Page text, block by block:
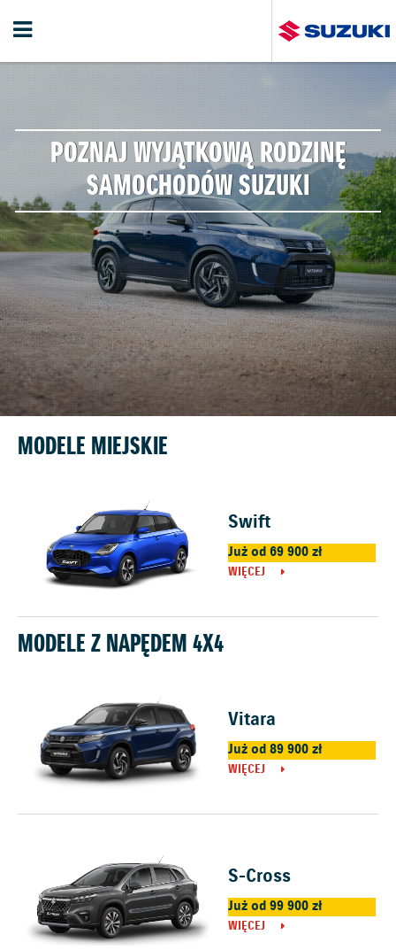
POZNAJ WYJĄTKOWĄ RODZINĘ
SAMOCHODÓW SUZUKI
MODELE MIEJSKIE
Swift
Już od 69 900 zł
WIĘCEJ
MODELE Z NAPĘDEM 4X4
Vitara
Już od 89 900 zł
WIĘCEJ
S-Cross
Już od 99 900 zł
WIĘCEJ